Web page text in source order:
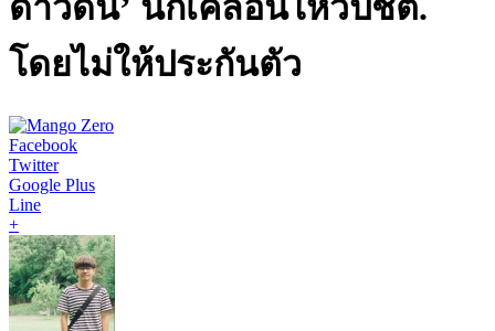
ดาวดิน’ นักเคลื่อนไหวปชต.
โดยไม่ให้ประกันตัว
Facebook
Twitter
Google Plus
Line
+